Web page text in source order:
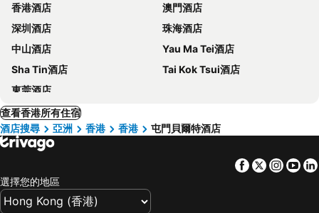
香港酒店
澳門酒店
深圳酒店
珠海酒店
中山酒店
Yau Ma Tei酒店
Sha Tin酒店
Tai Kok Tsui酒店
東莞酒店
查看香港所有住宿
酒店搜尋
亞洲 香港 香港 屯門貝爾特酒店
Facebook
Twitter
選擇您的地區